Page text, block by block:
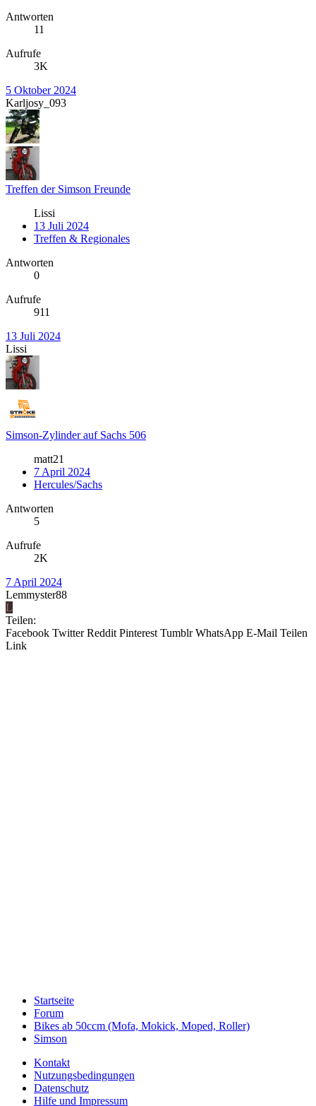
Antworten
11
Aufrufe
3K
5 Oktober 2024
Karljosy_093
Treffen der Simson Freunde
Lissi
13 Juli 2024
Treffen & Regionales
Antworten
0
Aufrufe
911
13 Juli 2024
Lissi
Simson-Zylinder auf Sachs 506
matt21
7 April 2024
Hercules/Sachs
Antworten
5
Aufrufe
2K
7 April 2024
Lemmyster88
L
Teilen:
Facebook Twitter Reddit Pinterest Tumblr WhatsApp E-Mail Teilen
Link
Startseite
Forum
Bikes ab 50ccm (Mofa, Mokick, Moped, Roller)
Simson
Kontakt
Nutzungsbedingungen
Datenschutz
Hilfe und Impressum